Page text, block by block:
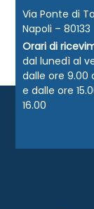
Via Ponte di
Napoli – 80133
Orari di
dal lunedì al
dalle ore 9.00
e dalle ore
16.00